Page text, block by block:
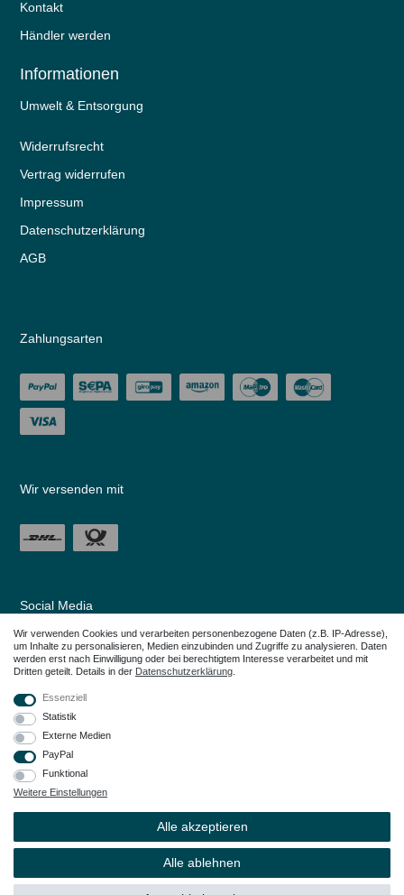
Kontakt
Händler werden
Informationen
Umwelt & Entsorgung
Widerrufs­recht
Vertrag widerrufen
Impressum
Daten­schutz­erklärung
AGB
Zahlungsarten
Wir versenden mit
Social Media
Warenzeichen Ihrer Eigentümer.
© Copyright 2026 – Dauerkauer | Alle Rechte vorbehalten.
Wir verwenden Cookies und verarbeiten personenbezogene Daten (z.B. IP-Adresse),
um Inhalte zu personalisieren, Medien einzubinden und Zugriffe zu analysieren. Daten
werden erst nach Einwilligung oder bei berechtigtem Interesse verarbeitet und mit
Dritten geteilt. Details in der Daten­schutz­erklärung
Essenziell
Statistik
Externe Medien
PayPal
Funktional
Weitere Einstellungen
Alle akzeptieren
Alle ablehnen